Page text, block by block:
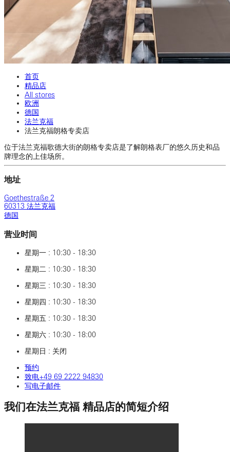
首页
精品店
All stores
欧洲
德国
法兰克福
法兰克福朗格专卖店
位于法兰克福歌德大街的朗格专卖店是了解朗格表厂的悠久历史和品
牌理念的上佳场所。
地址
Goethestraße 2
60313 法兰克福
德国
营业时间
星期一 : 10:30 - 18:30
星期二 : 10:30 - 18:30
星期三 : 10:30 - 18:30
星期四 : 10:30 - 18:30
星期五 : 10:30 - 18:30
星期六 : 10:30 - 18:00
星期日 : 关闭
预约
致电‎+49‎ 69‎ 2222‎ 94830
写电子邮件
我们在法兰克福 精品店的简短介绍